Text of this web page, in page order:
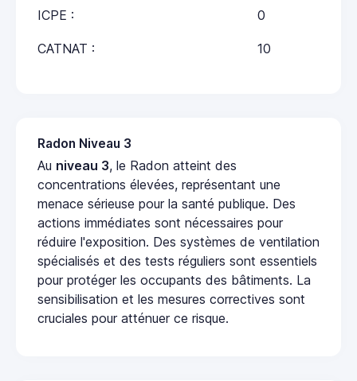
ICPE : 0
CATNAT : 10
Radon Niveau 3
Au niveau 3, le Radon atteint des
concentrations élevées, représentant une
menace sérieuse pour la santé publique. Des
actions immédiates sont nécessaires pour
réduire l'exposition. Des systèmes de ventilation
spécialisés et des tests réguliers sont essentiels
pour protéger les occupants des bâtiments. La
sensibilisation et les mesures correctives sont
cruciales pour atténuer ce risque.